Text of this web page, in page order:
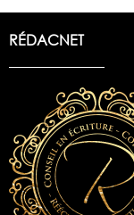
RÉDACNET